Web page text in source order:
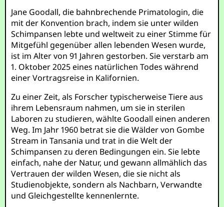
Jane Goodall, die bahnbrechende Primatologin, die
mit der Konvention brach, indem sie unter wilden
Schimpansen lebte und weltweit zu einer Stimme für
Mitgefühl gegenüber allen lebenden Wesen wurde,
ist im Alter von 91 Jahren gestorben. Sie verstarb am
1. Oktober 2025 eines natürlichen Todes während
einer Vortragsreise in Kalifornien.
Zu einer Zeit, als Forscher typischerweise Tiere aus
ihrem Lebensraum nahmen, um sie in sterilen
Laboren zu studieren, wählte Goodall einen anderen
Weg. Im Jahr 1960 betrat sie die Wälder von Gombe
Stream in Tansania und trat in die Welt der
Schimpansen zu deren Bedingungen ein. Sie lebte
einfach, nahe der Natur, und gewann allmählich das
Vertrauen der wilden Wesen, die sie nicht als
Studienobjekte, sondern als Nachbarn, Verwandte
und Gleichgestellte kennenlernte.